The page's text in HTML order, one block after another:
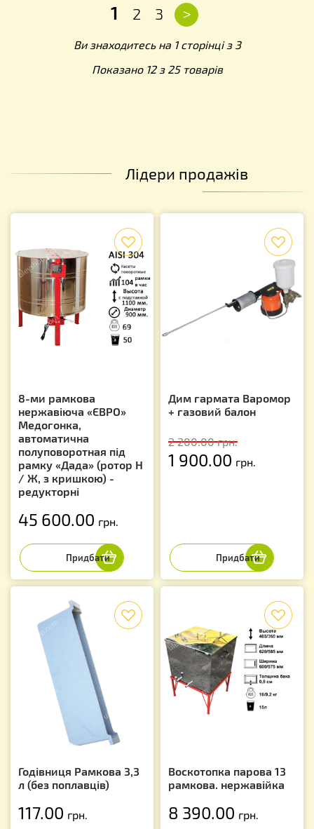
1 2 3 >
Ви знаходитесь на 1 сторінці з 3
Показано 12 з 25 товарів
Лідери продажів
8-ми рамкова
нержавіюча «ЄВРО»
Медогонка,
автоматична
полуповоротная під
рамку «Дада» (ротор Н
/ Ж, з кришкою) -
редукторні
45 600.00 грн.
Дим гармата Варомор
+ газовий балон
2 200.00грн.
1 900.00 грн.
Годівниця Рамкова 3,3
л (без поплавців)
117.00 грн.
Воскотопка парова 13
рамкова. нержавійка
8 390.00 грн.